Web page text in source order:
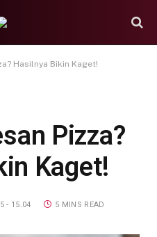
Hasilnya Bikin Kaget!
Pizza?
Kaget!
- 15.04 5 MINS READ